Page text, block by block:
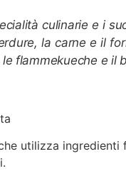
culinarie e i
la carne e il
flammekueche e il
utilizza